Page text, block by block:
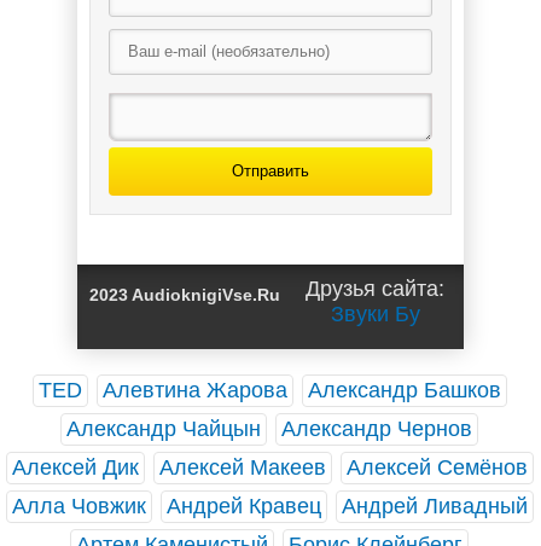
Сергей
Харченко, Антон
Панарин (3)
Отправить
2023 AudioknigiVse.Ru
Друзья сайта:
Звуки Бу
TED Алевтина Жарова
Александр Башков
Александр Чайцын
Александр Чернов
Алексей Дик
Алексей Макеев
Алексей Семёнов
Алла Човжик
Андрей Кравец
Андрей Ливадный